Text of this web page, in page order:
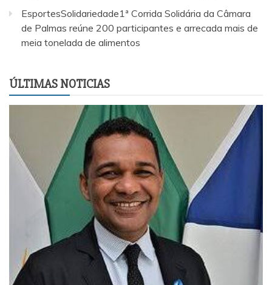
EsportesSolidariedade1ª Corrida Solidária da Câmara
de Palmas reúne 200 participantes e arrecada mais de
meia tonelada de alimentos
ÚLTIMAS NOTICIAS